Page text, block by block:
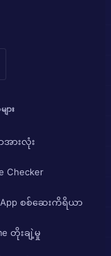
ား
ားလုံး
Checker
စစ်ဆေးကိရိယာ
တိုးချဲ့မှု